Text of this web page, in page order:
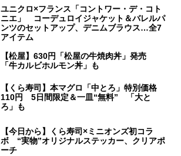
ユニクロ×フランス「コントワー・デ・コト
ニエ」 コーデュロイジャケット＆バレルパ
ンツのセットアップ、デニムブラウス…全7
アイテム
【松屋】630円「松屋の牛焼肉丼」発売
「牛カルビホルモン丼」も
【くら寿司】本マグロ「中とろ」特別価格
110円 5日間限定＆一皿“無料” 「大と
ろ」も
【今日から】くら寿司×ミニオンズ初コラ
ボ “実物”オリジナルステッカー、クリアポ
ーチ